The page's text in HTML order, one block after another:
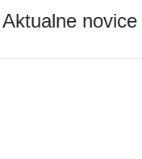
Aktualne novice